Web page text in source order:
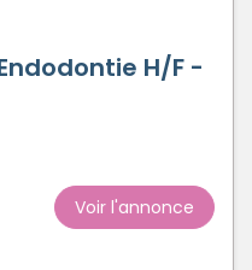
H/F -
Voir l'annonce